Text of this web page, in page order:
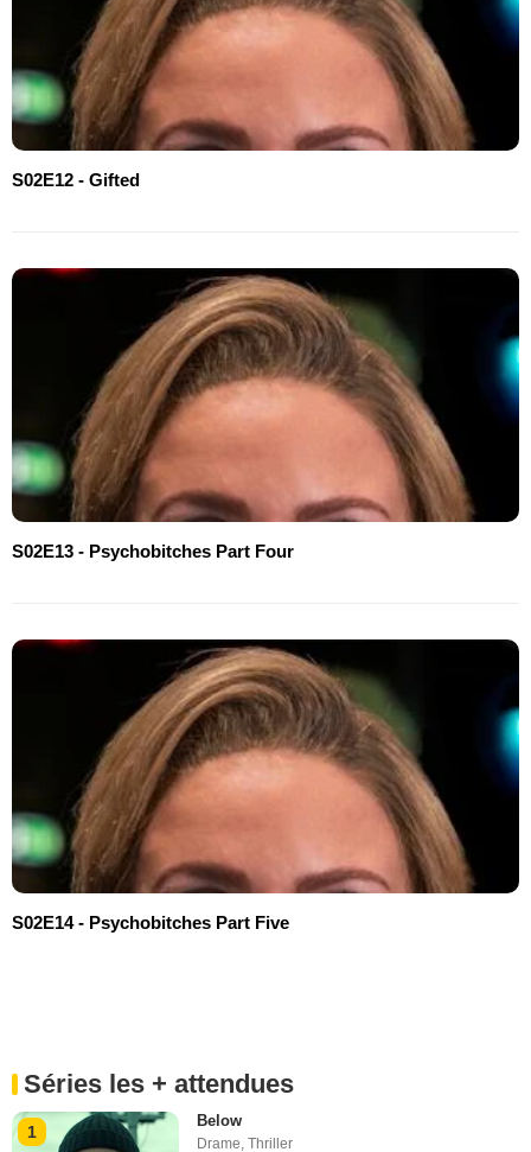
S02E12 - Gifted
S02E13 - Psychobitches Part Four
S02E14 - Psychobitches Part Five
Séries les + attendues
1
Below
Drame ,Thriller